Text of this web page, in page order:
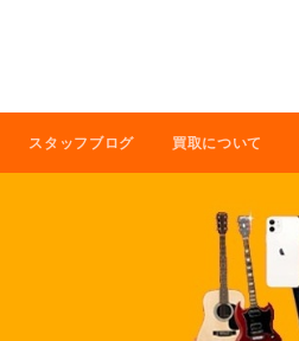
スタッフブログ 買取について